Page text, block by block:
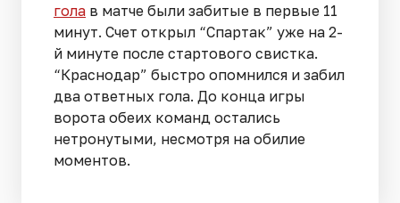
гола в матче были забитые в первые 11
минут. Счет открыл “Спартак” уже на 2-
й минуте после стартового свистка.
“Краснодар” быстро опомнился и забил
два ответных гола. До конца игры
ворота обеих команд остались
нетронутыми, несмотря на обилие
моментов.